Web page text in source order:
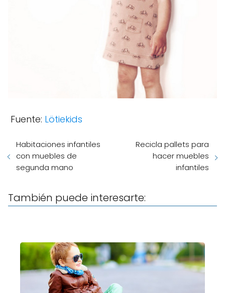
Fuente: Lötiekids
Habitaciones infantiles
con muebles de
segunda mano
Recicla pallets para
hacer muebles
infantiles
También puede interesarte: